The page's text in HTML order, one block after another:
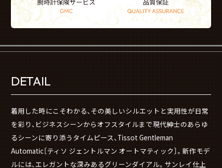
DETAIL
着用した時にこそわかる、その美しいシルエットと実用性が日常
を彩り、ビジネスシーンからオフスタイルまで現代紳士のあらゆ
るシーンに寄り添うタイムピース、Tissot Gentleman
Automatic［ティソ ジェントルマン オートマティック］。新作モデ
ルには、エレガントな深みあるグリーンダイアル。サンレイ仕上